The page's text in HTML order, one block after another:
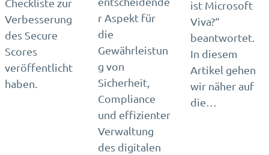
Checkliste zur
Verbesserung
des Secure
Scores
veröffentlicht
haben.
r Aspekt für
die
Gewährleistun
g von
Sicherheit,
Compliance
und effizienter
Verwaltung
des digitalen
ist Microsoft
Viva?“
beantwortet.
In diesem
Artikel gehen
wir näher auf
die…